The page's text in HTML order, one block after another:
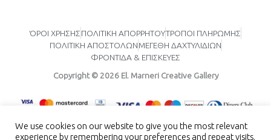
ΌΡΟΙ ΧΡΗΣΗΣΠΟΛΙΤΙΚΗ ΑΠΟΡΡΗΤΟΥΤΡΟΠΟΙ ΠΛΗΡΩΜΗΣ
ΠΟΛΙΤΙΚΗ ΑΠΟΣΤΟΛΩΝΜΕΓΕΘΗ ΔΑΧΤΥΛΙΔΙΩΝ
ΦΡΟΝΤΙΔΑ & ΕΠΙΣΚΕΥΕΣ
Copyright © 2026 El. Marneri Creative Gallery
We use cookies on our website to give you the most relevant
experience by remembering your preferences and repeat visits.